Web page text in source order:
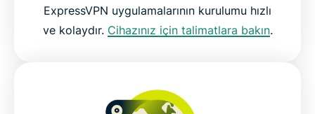
ExpressVPN uygulamalarının kurulumu hızlı
ve kolaydır. Cihazınız için talimatlara bakın.